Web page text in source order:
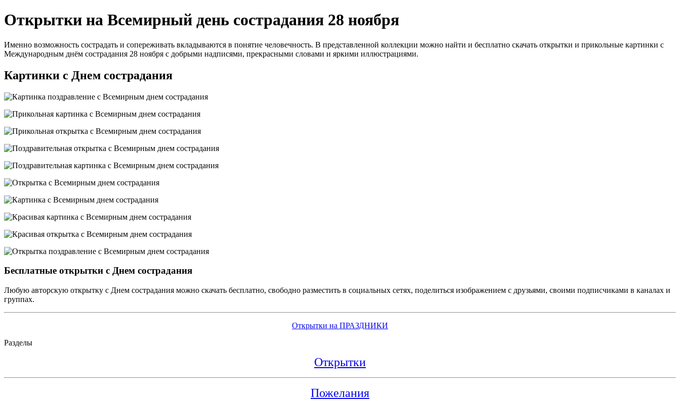
Открытки на Всемирный день сострадания 28 ноября
Именно возможность сострадать и сопереживать вкладываются в понятие человечность. В представленной коллекции можно найти и бесплатно скачать открытки и прикольные картинки с
Международным днём сострадания 28 ноября с добрыми надписями, прекрасными словами и яркими иллюстрациями.
Картинки с Днем сострадания
Бесплатные открытки с Днем сострадания
Любую авторскую открытку с Днем сострадания можно скачать бесплатно, свободно разместить в социальных сетях, поделиться изображением с друзьями, своими подписчиками в каналах и
группах.
Открытки на ПРАЗДНИКИ
Разделы
Открытки
Пожелания